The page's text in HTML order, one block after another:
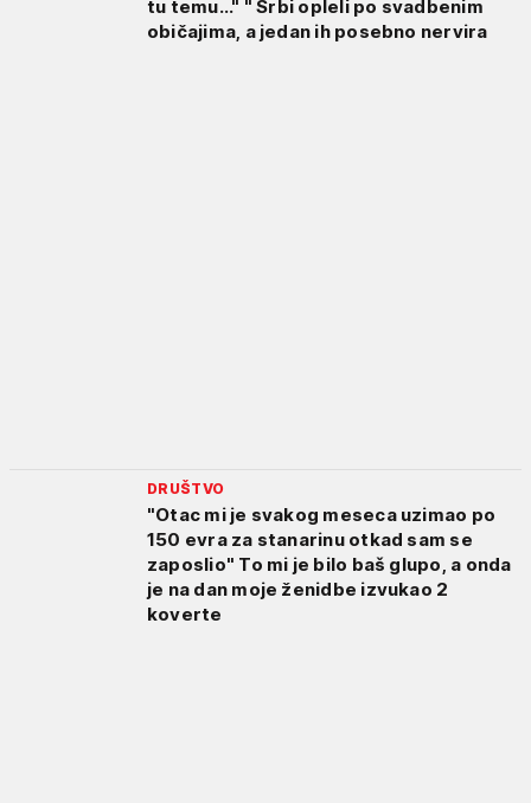
tu temu..." " Srbi opleli po svadbenim
običajima, a jedan ih posebno nervira
DRUŠTVO
"Otac mi je svakog meseca uzimao po
150 evra za stanarinu otkad sam se
zaposlio" To mi je bilo baš glupo, a onda
je na dan moje ženidbe izvukao 2
koverte